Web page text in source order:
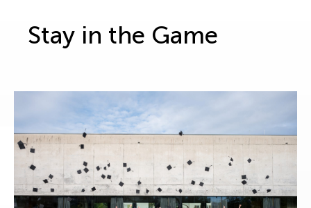
Stay in the Game